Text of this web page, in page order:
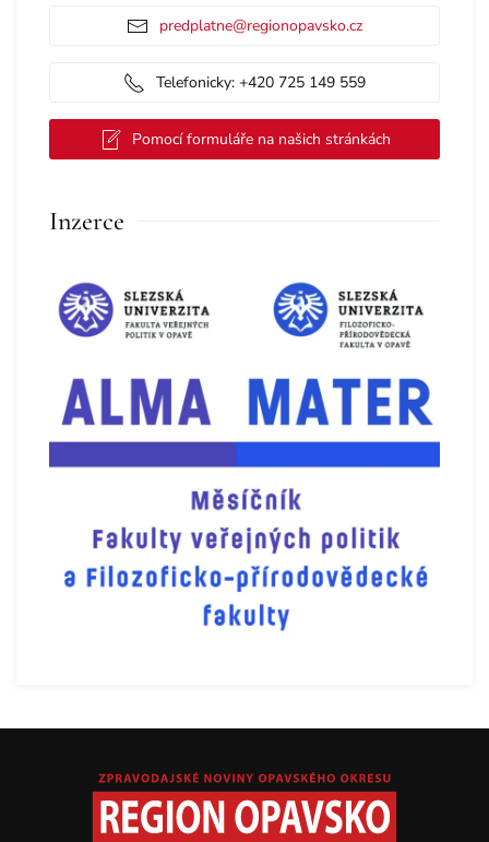
predplatne@regionopavsko.cz
Telefonicky: +420 725 149 559
Pomocí formuláře na našich stránkách
Inzerce